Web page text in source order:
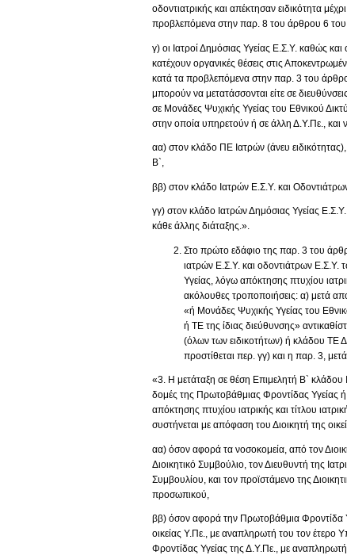
οδοντιατρικής και απέκτησαν ειδικότητα
προβλεπόμενα στην παρ. 8 του άρθρου 6
γ) οι Ιατροί Δημόσιας Υγείας Ε.Σ.Υ. καθώς
κατέχουν οργανικές θέσεις στις
κατά τα προβλεπόμενα στην παρ. 3 του
μπορούν να μετατάσσονται είτε σε
σε Μονάδες Ψυχικής Υγείας του Εθνικού
στην οποία υπηρετούν ή σε άλλη Δ.Υ.Πε., και
αα) στον κλάδο ΠΕ Ιατρών (άνευ
Β`,
ββ) στον κλάδο Ιατρών Ε.Σ.Υ. και
γγ) στον κλάδο Ιατρών Δημόσιας Υγείας
κάθε άλλης διάταξης.».
Στο πρώτο εδάφιο της παρ. 3 του
ιατρών Ε.Σ.Υ. και οδοντιάτρων Ε.Σ.Υ.
Υγείας, λόγω απόκτησης πτυχίου
ακόλουθες τροποποιήσεις: α) μετά
«ή Μονάδες Ψυχικής Υγείας του
ή ΤΕ της ίδιας διεύθυνσης»
(όλων των ειδικοτήτων) ή κλάδου ΤΕ
προστίθεται περ. γγ) και η παρ. 3,
«3. Η μετάταξη σε θέση Επιμελητή Β` κλάδου
δομές της Πρωτοβάθμιας Φροντίδας Υγείας
απόκτησης πτυχίου ιατρικής και τίτλου
συστήνεται με απόφαση του Διοικητή της
αα) όσον αφορά τα νοσοκομεία, από τον
Διοικητικό Συμβούλιο, τον Διευθυντή της
Συμβουλίου, και τον προϊστάμενο της
προσωπικού,
ββ) όσον αφορά την Πρωτοβάθμια Φροντίδα
οικείας Υ.Πε., με αναπληρωτή του τον έτερο
Φροντίδας Υγείας της Δ.Υ.Πε., με